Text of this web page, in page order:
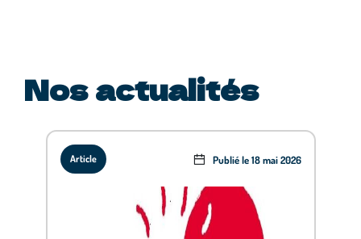
Nos actualités
Article Publié le 18 mai 2026